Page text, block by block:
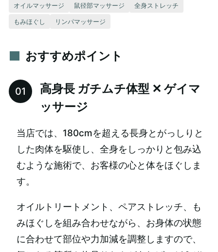
オイルマッサージ 鼠径部マッサージ 全身ストレッチ
もみほぐし リンパマッサージ
おすすめポイント
高身長 ガチムチ体型 ✕ ゲイマ
ッサージ
当店では、180cmを超える長身とがっしりと
した肉体を駆使し、全身をしっかりと包み込
むような施術で、お客様の心と体をほぐしま
す。
オイルトリートメント、ペアストレッチ、も
みほぐしを組み合わせながら、お身体の状態
に合わせて部位や力加減を調整しますので、